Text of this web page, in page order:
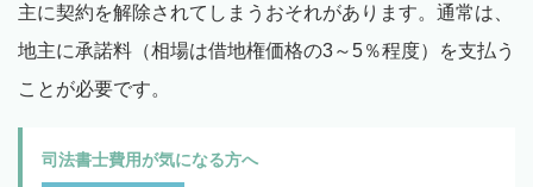
主に契約を解除されてしまうおそれがあります。通常は、
地主に承諾料（相場は借地権価格の3～5％程度）を支払う
ことが必要です。
司法書士費用が気になる方へ